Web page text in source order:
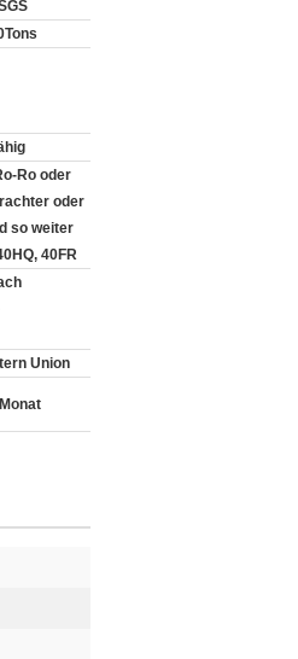
Ro oder
oder
so weiter
40FR
Union